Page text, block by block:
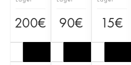
200€ 90€ 15€